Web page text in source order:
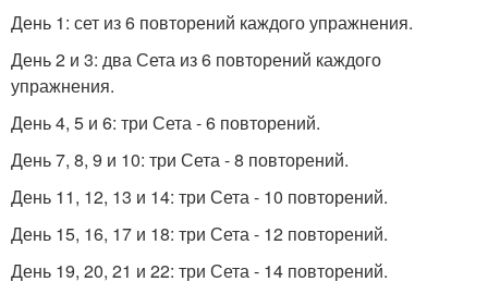
День 1: сет из 6 повторений каждого упражнения.
День 2 и 3: два Сета из 6 повторений каждого
упражнения.
День 4, 5 и 6: три Сета - 6 повторений.
День 7, 8, 9 и 10: три Сета - 8 повторений.
День 11, 12, 13 и 14: три Сета - 10 повторений.
День 15, 16, 17 и 18: три Сета - 12 повторений.
День 19, 20, 21 и 22: три Сета - 14 повторений.